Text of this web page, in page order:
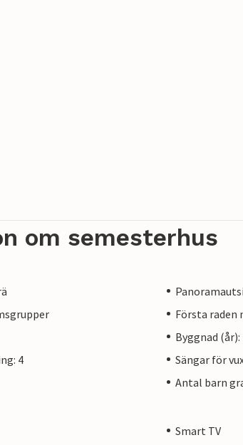
om semesterhus
Första
Byggnad (år):
4
Sängar för
Antal barn
Smart TV